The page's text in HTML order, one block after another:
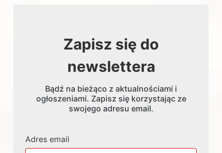
Zapisz się do
newslettera
Bądź na bieżąco z aktualnościami i
ogłoszeniami. Zapisz się korzystając ze
swojego adresu email.
Adres email